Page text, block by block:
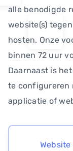
alle benodigde
website(s)
hosten. Onze
binnen 72 uur
Daarnaast is
te configureren
applicatie of
Website